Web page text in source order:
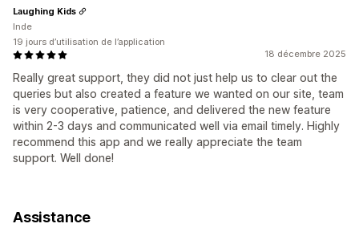
18 décembre 2025
Really great support, they did not just help us to clear out the
queries but also created a feature we wanted on our site, team
is very cooperative, patience, and delivered the new feature
within 2-3 days and communicated well via email timely. Highly
recommend this app and we really appreciate the team
support. Well done!
Laughing Kids
Inde
19 jours d’utilisation de l’application
Assistance